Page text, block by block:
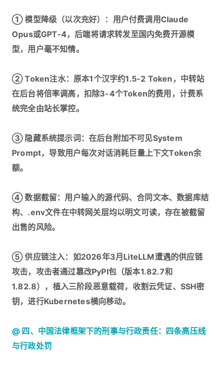
① 模型降级（以次充好）：用户付费调用Claude
Opus或GPT-4，后端将请求转发至国内免费开源模
型，用户毫不知情。
② Token注水：原本1个汉字约1.5-2 Token，中转站
在后台将倍率调高，扣除3-4个Token的费用，计费系
统完全由站长掌控。
③ 隐藏系统提示词：在后台附加不可见System
Prompt，导致用户每次对话消耗巨量上下文Token余
额。
④ 数据截留：用户输入的源代码、合同文本、数据库结
构、.env文件在中转网关层均以明文可读，存在被截留
出售的风险。
⑤ 供应链注入：如2026年3月LiteLLM遭遇的供应链
攻击，攻击者通过篡改PyPI包（版本1.82.7和
1.82.8），植入三阶段恶意载荷，收割云凭证、SSH密
钥，进行Kubernetes横向移动。
@ 四、中国法律框架下的刑事与行政责任：四条高压线
与行政处罚